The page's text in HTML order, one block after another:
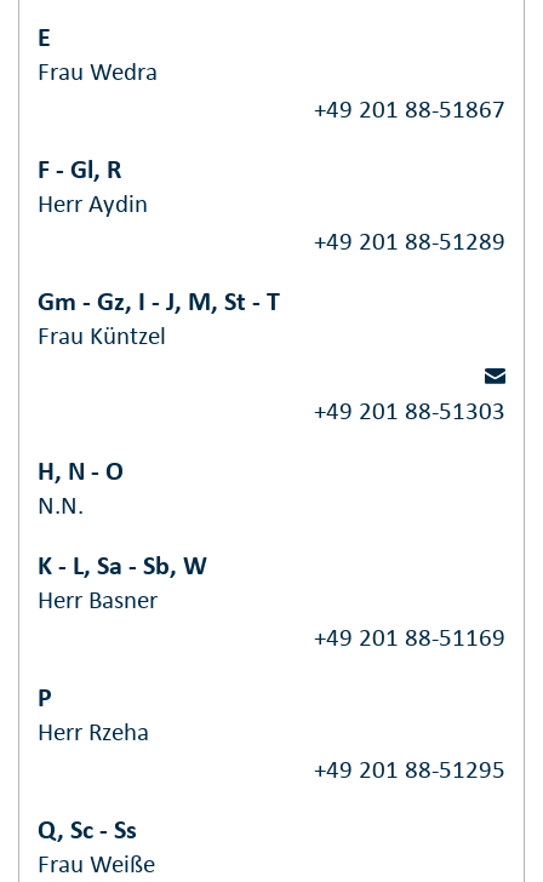
E
Frau Wedra
+49 201 88-51867
F - Gl, R
Herr Aydin
+49 201 88-51289
Gm - Gz, I - J, M, St - T
Frau Küntzel
+49 201 88-51303
H, N - O
N.N.
K - L, Sa - Sb, W
Herr Basner
+49 201 88-51169
P
Herr Rzeha
+49 201 88-51295
Q, Sc - Ss
Frau Weiße